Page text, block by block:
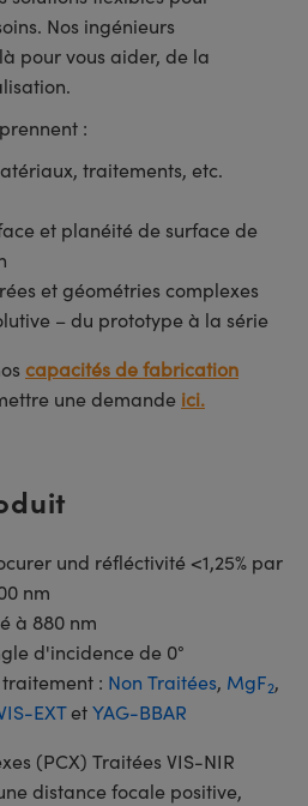
Nos ingénieurs
pour vous aider, de la
:
traitements, etc.
et planéité de surface de
et géométries complexes
– du prototype à la série
capacités de fabrication
une demande ici.
und réfléctivité <1,25% par
nm
à 880 nm
d'incidence de 0°
: Non Traitées, MgF2,
EXTetYAG-BBAR
(PCX) Traitées VIS-NIR
distance focale positive,